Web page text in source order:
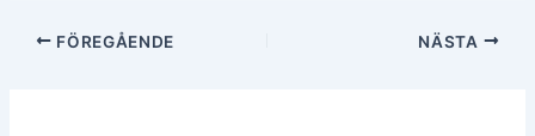
FÖREGÅENDE NÄSTA